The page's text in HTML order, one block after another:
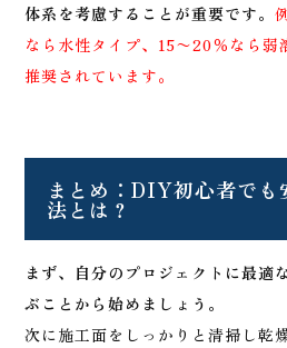
体系を考慮することが重要です。
なら水性タイプ、15〜20％なら弱
推奨されています。
まとめ：DIY初心者でも
法とは？
まず、自分のプロジェクトに最適
ぶことから始めましょう。
次に施工面をしっかりと清掃し乾